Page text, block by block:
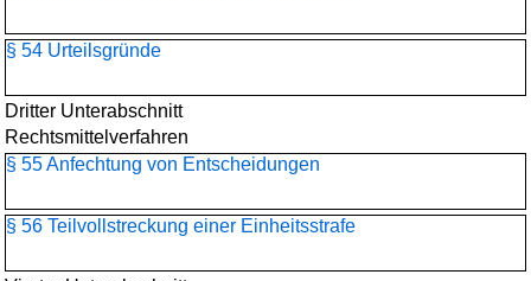
§ 54 Urteilsgründe
Dritter Unterabschnitt
Rechtsmittelverfahren
§ 55 Anfechtung von Entscheidungen
§ 56 Teilvollstreckung einer Einheitsstrafe